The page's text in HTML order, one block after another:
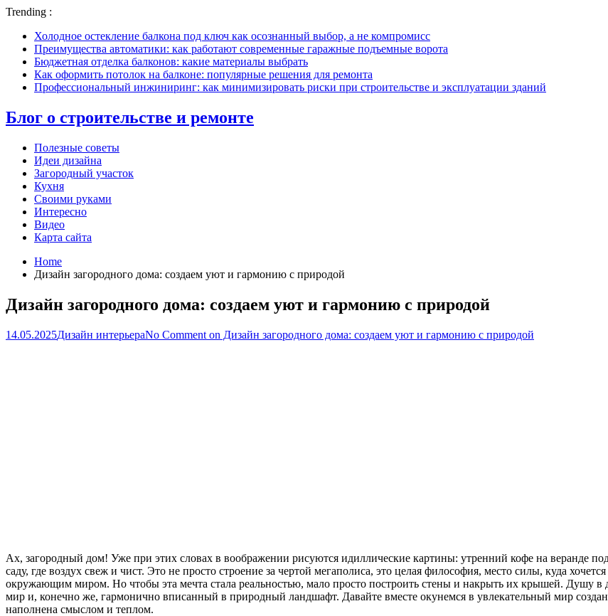
Trending :
Холодное остекление балкона под ключ как осознанный выбор, а не компромисс
Преимущества автоматики: как работают современные гаражные подъемные ворота
Бюджетная отделка балконов: какие материалы выбрать
Как оформить потолок на балконе: популярные решения для ремонта
Профессиональный инжиниринг: как минимизировать риски при строительстве и эксплуатации зданий
Блог о строительстве и ремонте
Полезные советы
Идеи дизайна
Загородный участок
Кухня
Своими руками
Интересно
Видео
Карта сайта
Home
Дизайн загородного дома: создаем уют и гармонию с природой
Дизайн загородного дома: создаем уют и гармонию с природой
14.05.2025Дизайн интерьераNo Comment on Дизайн загородного дома: создаем уют и гармонию с природой
Ах, загородный дом! Уже при этих словах в воображении рисуются идиллические картины: утренний кофе на веранде
саду, где воздух свеж и чист. Это не просто строение за чертой мегаполиса, это целая философия, место силы, куда
окружающим миром. Но чтобы эта мечта стала реальностью, мало просто построить стены и накрыть их крышей. Душу
мир и, конечно же, гармонично вписанный в природный ландшафт. Давайте вместе окунемся в увлекательный мир
наполнена смыслом и теплом.